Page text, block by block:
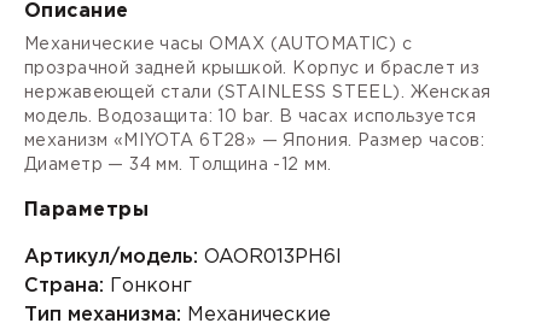
Описание
Механические часы OMAX (AUTOMATIC) с
прозрачной задней крышкой. Корпус и браслет из
нержавеющей стали (STAINLESS STEEL). Женская
модель. Водозащита: 10 bar. В часах используется
механизм «MIYOTA 6T28» — Япония. Размер часов:
Диаметр — 34 мм. Толщина -12 мм.
Параметры
Артикул/модель: OAOR013PH6I
Страна: Гонконг
Тип механизма: Механические